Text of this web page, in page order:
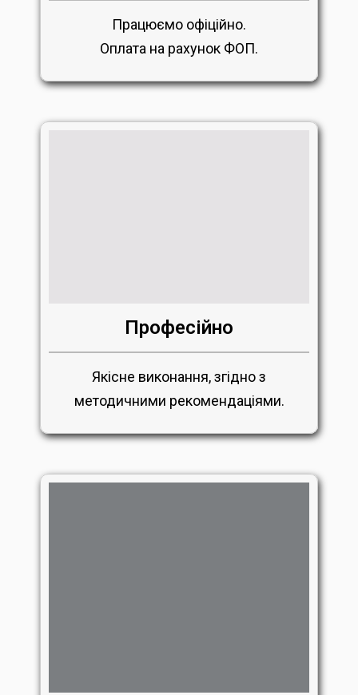
Працюємо офіційно.
Оплата на рахунок ФОП.
Професійно
Якісне виконання, згідно з
методичними рекомендаціями.